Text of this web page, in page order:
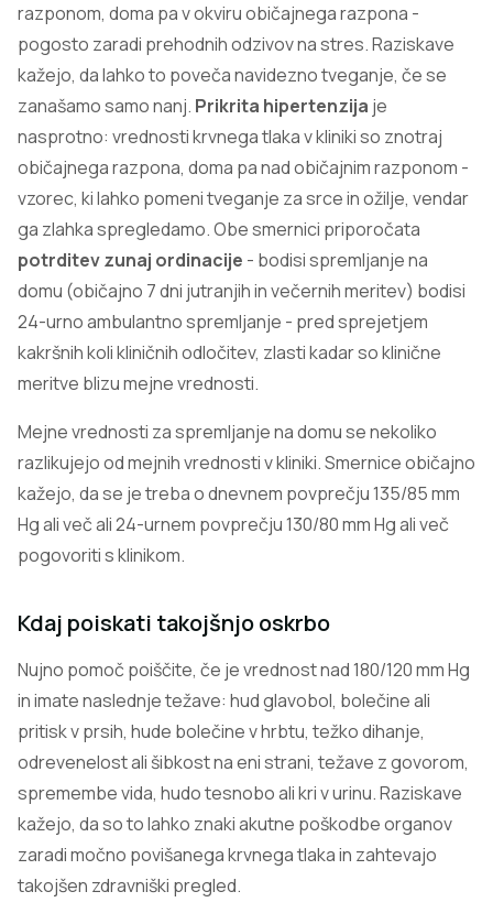
razponom, doma pa v okviru običajnega razpona -
pogosto zaradi prehodnih odzivov na stres. Raziskave
kažejo, da lahko to poveča navidezno tveganje, če se
zanašamo samo nanj. Prikrita hipertenzija je
nasprotno: vrednosti krvnega tlaka v kliniki so znotraj
običajnega razpona, doma pa nad običajnim razponom -
vzorec, ki lahko pomeni tveganje za srce in ožilje, vendar
ga zlahka spregledamo. Obe smernici priporočata
potrditev zunaj ordinacije - bodisi spremljanje na
domu (običajno 7 dni jutranjih in večernih meritev) bodisi
24-urno ambulantno spremljanje - pred sprejetjem
kakršnih koli kliničnih odločitev, zlasti kadar so klinične
meritve blizu mejne vrednosti.
Mejne vrednosti za spremljanje na domu se nekoliko
razlikujejo od mejnih vrednosti v kliniki. Smernice običajno
kažejo, da se je treba o dnevnem povprečju 135/85 mm
Hg ali več ali 24-urnem povprečju 130/80 mm Hg ali več
pogovoriti s klinikom.
Kdaj poiskati takojšnjo oskrbo
Nujno pomoč poiščite, če je vrednost nad 180/120 mm Hg
in imate naslednje težave: hud glavobol, bolečine ali
pritisk v prsih, hude bolečine v hrbtu, težko dihanje,
odrevenelost ali šibkost na eni strani, težave z govorom,
spremembe vida, hudo tesnobo ali kri v urinu. Raziskave
kažejo, da so to lahko znaki akutne poškodbe organov
zaradi močno povišanega krvnega tlaka in zahtevajo
takojšen zdravniški pregled.